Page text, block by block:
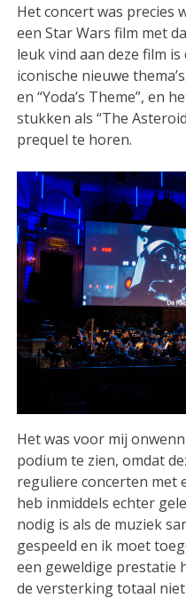
Het concert was precies
een Star Wars film met
leuk vind aan deze film
iconische nieuwe
en “Yoda’s Theme”, en
stukken als “The
prequel te horen.
Het was voor mij
podium te zien, omdat
reguliere concerten met
heb inmiddels echter
nodig is als de muziek
gespeeld en ik moet
een geweldige prestatie
de versterking totaal